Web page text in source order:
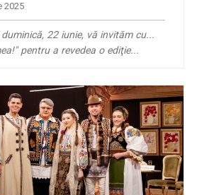
2025
22 iunie, vă invităm cu...
pentru a revedea o ediţie...